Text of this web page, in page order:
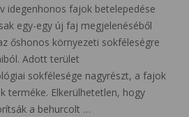
idegenhonos fajok betelepedése
egy-egy új faj megjelenéséből
őshonos környezeti sokféleségre
Adott terület
sokfélesége nagyrészt, a fajok
terméke. Elkerülhetetlen, hogy
a behurcolt …